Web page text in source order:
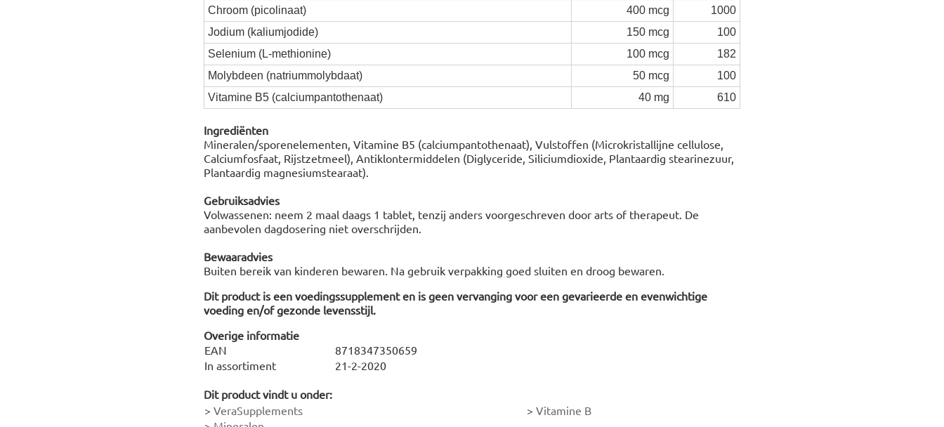
Chroom (picolinaat)
400 mcg
1000
Jodium (kaliumjodide)
150 mcg
100
Selenium (L-methionine)
100 mcg
182
Molybdeen (natriummolybdaat)
50 mcg
100
Vitamine B5 (calciumpantothenaat)
40 mg 610
Ingrediënten
Mineralen/sporenelementen, Vitamine B5 (calciumpantothenaat), Vulstoffen (Microkristallijne cellulose,
Calciumfosfaat, Rijstzetmeel), Antiklontermiddelen (Diglyceride, Siliciumdioxide, Plantaardig stearinezuur,
Plantaardig magnesiumstearaat).
Gebruiksadvies
Volwassenen: neem 2 maal daags 1 tablet, tenzij anders voorgeschreven door arts of therapeut. De
aanbevolen dagdosering niet overschrijden.
Bewaaradvies
Buiten bereik van kinderen bewaren. Na gebruik verpakking goed sluiten en droog bewaren.
Dit product is een voedingssupplement en is geen vervanging voor een gevarieerde en evenwichtige
voeding en/of gezonde levensstijl.
Overige informatie
EAN
8718347350659
In assortiment
21-2-2020
Dit product vindt u onder:
> VeraSupplements > Vitamine B